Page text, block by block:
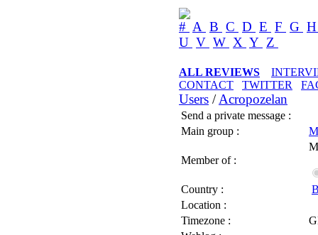
# A B C D E F G
U V W X Y Z
ALL REVIEWS
CONTACT
TWITTER
Users /Acropozelan
Send a private message :
Main group :
Member of :
Country :
Location :
Timezone :